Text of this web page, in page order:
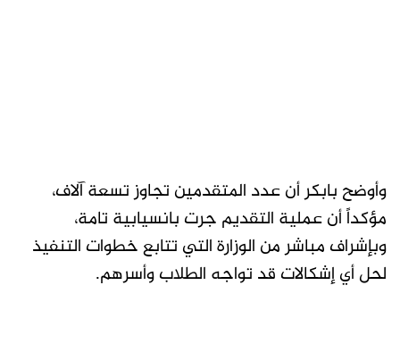
وأوضح بابكر أن عدد المتقدمين تجاوز تسعة آلاف،
مؤكداً أن عملية التقديم جرت بانسيابية تامة،
وبإشراف مباشر من الوزارة التي تتابع خطوات التنفيذ
لحل أي إشكالات قد تواجه الطلاب وأسرهم.